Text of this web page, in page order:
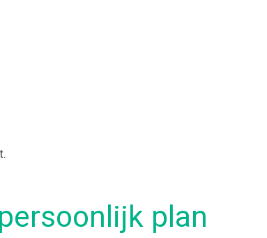
plan